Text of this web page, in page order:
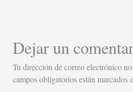
Dejar un
Tu dirección de correo electrónico
campos obligatorios están marcados